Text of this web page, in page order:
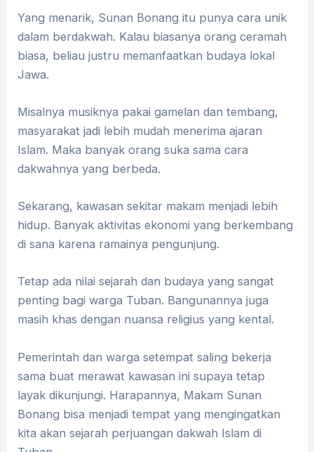
Yang menarik, Sunan Bonang itu punya cara unik
dalam berdakwah. Kalau biasanya orang ceramah
biasa, beliau justru memanfaatkan budaya lokal
Jawa.
Misalnya musiknya pakai gamelan dan tembang,
masyarakat jadi lebih mudah menerima ajaran
Islam. Maka banyak orang suka sama cara
dakwahnya yang berbeda.
Sekarang, kawasan sekitar makam menjadi lebih
hidup. Banyak aktivitas ekonomi yang berkembang
di sana karena ramainya pengunjung.
Tetap ada nilai sejarah dan budaya yang sangat
penting bagi warga Tuban. Bangunannya juga
masih khas dengan nuansa religius yang kental.
Pemerintah dan warga setempat saling bekerja
sama buat merawat kawasan ini supaya tetap
layak dikunjungi. Harapannya, Makam Sunan
Bonang bisa menjadi tempat yang mengingatkan
kita akan sejarah perjuangan dakwah Islam di